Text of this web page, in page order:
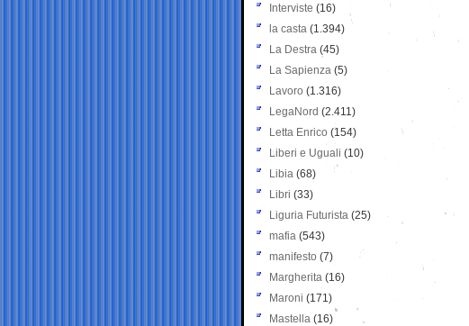
Interviste (16)
la casta (1.394)
La Destra (45)
La Sapienza (5)
Lavoro (1.316)
LegaNord (2.411)
Letta Enrico (154)
Liberi e Uguali (10)
Libia (68)
Libri (33)
Liguria Futurista (25)
mafia (543)
manifesto (7)
Margherita (16)
Maroni (171)
Mastella (16)